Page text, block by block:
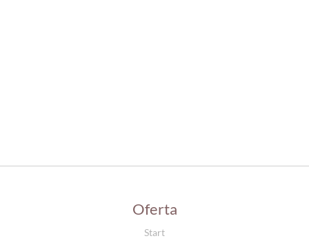
Oferta
Start